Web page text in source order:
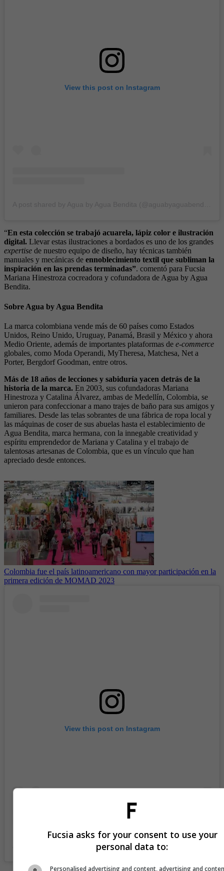
View this post on Instagram
“En esta colección se trabajó acuarela, lápiz color e ilustración
digital. Llevar estas ilustraciones a bordados es uno de los grandes
expertise de nuestro equipo de diseño, hay técnicas también
manuales y mecánicas de ennoblecimiento textil que subliman la
inspiración en las prendas terminadas”. comentó para Fucsia
Mariana Hinestroza cocreadora y cofundadora de Agua by Agua
Bendita.
Sobre Agua by Agua Bendita
La marca colombiana vende más de 60 países como Estados
Unidos, Reino Unido, Uruguay, Panamá, Brasil y México y ahora
Medio Oriente, además de importantes plataformas de e-commerce
globales, como Moda Operandi, MyTheresa, Matchesa, Net a
Porter, Bergdorf Goodman, entre otros.
Más de 18 años de lecciones y sabiduría yacen detrás de la
historia de la marca. En 2003, sus cofundadoras Mariana
Hinestroza y Catalina Álvarez, ambas de Medellín, Colombia, se
unieron para confeccionar a mano trajes de baño para sus amigos y
familiares. Desde las telas sobrantes de una fábrica de ropa local y
las máquinas de coser de sus abuelas hasta el establecimiento de
Agua Bendita, marca hermana, con la innegable creatividad y
espíritu emprendedor de Mariana y Catalina y el trabajo de
talentosas artesanas de Colombia, que es un vínculo que han
apreciado desde entonces.
Colombia fue el país latinoamericano con mayor participación en la
primera edición de MOMAD 2023
View this post on Instagram
Fucsia asks for your consent to use your
personal data to:
Personalised advertising and content, advertising and